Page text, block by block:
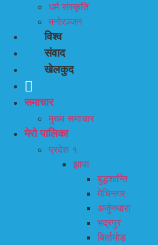
धर्म संस्कृति
मनोरञ्जन
विश्व
संवाद
खेलकुद
समाचार
मुख्य समाचार
मेरो पालिका
प्रदेश १
झापा
बुद्धशान्ति
मेचिनगर
अर्जुनधारा
भद्रपुर
बिर्तामोड